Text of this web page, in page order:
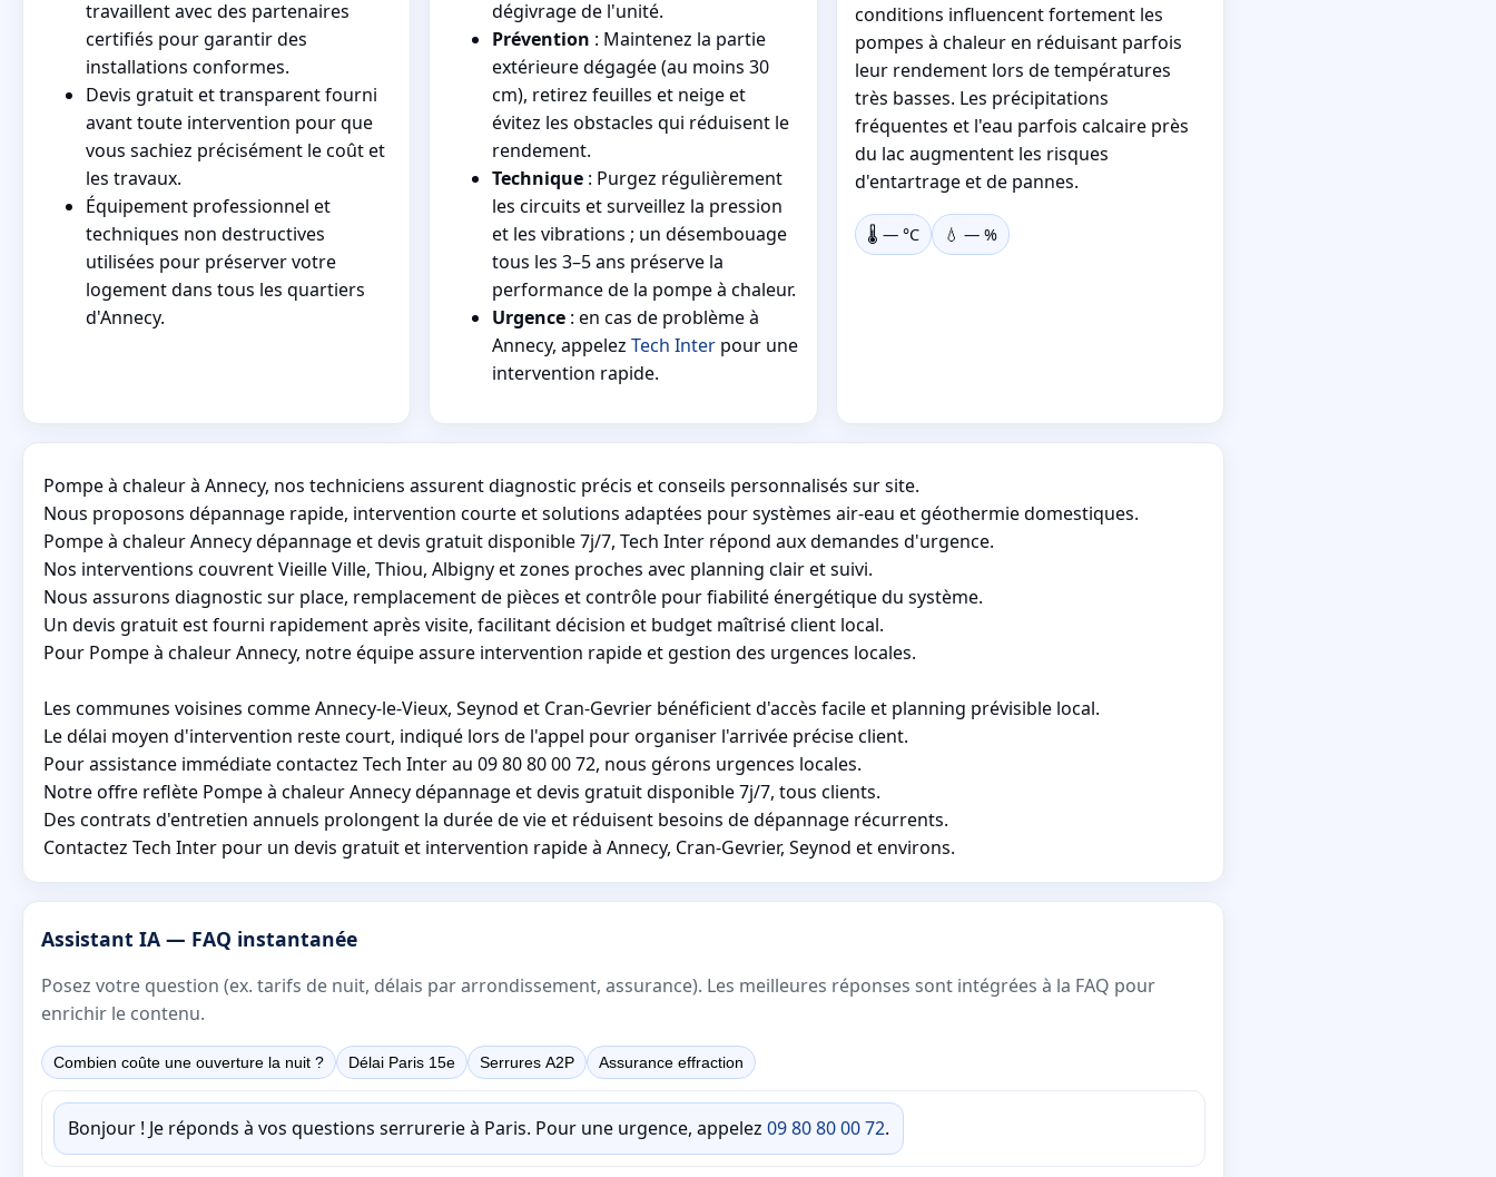
travaillent avec des partenaires
certifiés pour garantir des
installations conformes.
Devis gratuit et transparent fourni
avant toute intervention pour que
vous sachiez précisément le coût et
les travaux.
Équipement professionnel et
techniques non destructives
utilisées pour préserver votre
logement dans tous les quartiers
d'Annecy.
dégivrage de l'unité.
Prévention : Maintenez la partie
extérieure dégagée (au moins 30
cm), retirez feuilles et neige et
évitez les obstacles qui réduisent le
rendement.
Technique : Purgez régulièrement
les circuits et surveillez la pression
et les vibrations ; un désembouage
tous les 3–5 ans préserve la
performance de la pompe à chaleur.
Urgence : en cas de problème à
Annecy, appelezTech Inter pour une
intervention rapide.
conditions influencent fortement les
pompes à chaleur en réduisant parfois
leur rendement lors de températures
très basses. Les précipitations
fréquentes et l'eau parfois calcaire près
du lac augmentent les risques
d'entartrage et de pannes.
🌡️ —°C 💧 —%
Pompe à chaleur à Annecy, nos techniciens assurent diagnostic précis et conseils personnalisés sur site.
Nous proposons dépannage rapide, intervention courte et solutions adaptées pour systèmes air-eau et géothermie domestiques.
Pompe à chaleur Annecy dépannage et devis gratuit disponible 7j/7, Tech Inter répond aux demandes d'urgence.
Nos interventions couvrent Vieille Ville, Thiou, Albigny et zones proches avec planning clair et suivi.
Nous assurons diagnostic sur place, remplacement de pièces et contrôle pour fiabilité énergétique du système.
Un devis gratuit est fourni rapidement après visite, facilitant décision et budget maîtrisé client local.
Pour Pompe à chaleur Annecy, notre équipe assure intervention rapide et gestion des urgences locales.
Les communes voisines comme Annecy-le-Vieux, Seynod et Cran-Gevrier bénéficient d'accès facile et planning prévisible local.
Le délai moyen d'intervention reste court, indiqué lors de l'appel pour organiser l'arrivée précise client.
Pour assistance immédiate contactez Tech Inter au 09 80 80 00 72, nous gérons urgences locales.
Notre offre reflète Pompe à chaleur Annecy dépannage et devis gratuit disponible 7j/7, tous clients.
Des contrats d'entretien annuels prolongent la durée de vie et réduisent besoins de dépannage récurrents.
Contactez Tech Inter pour un devis gratuit et intervention rapide à Annecy, Cran-Gevrier, Seynod et environs.
Assistant IA — FAQ instantanée
Posez votre question (ex. tarifs de nuit, délais par arrondissement, assurance). Les meilleures réponses sont intégrées à la FAQ pour
enrichir le contenu.
Combien coûte une ouverture la nuit ? Délai Paris 15e Serrures A2P Assurance effraction
Bonjour ! Je réponds à vos questions serrurerie à Paris. Pour une urgence, appelez 09 80 80 00 72.